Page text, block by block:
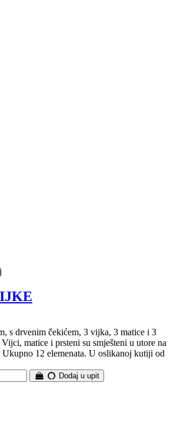
s drvenim čekićem, 3 vijka, 3 matice i 3
matice i prsteni su smješteni u utore na
12 elemenata. U oslikanoj kutiji od
Dodaj u upit